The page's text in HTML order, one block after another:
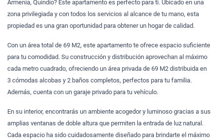
Armenia, Quindío? Este apartamento es perfecto para ti. Ubicado en una
zona privilegiada y con todos los servicios al alcance de tu mano, esta
propiedad es una gran oportunidad para obtener un hogar de calidad.
Con un área total de 69 M2, este apartamento te ofrece espacio suficiente
para tu comodidad. Su construcción y distribución aprovechan al máximo
cada metro cuadrado, ofreciendo un área privada de 69 M2 distribuida en
3 cómodas alcobas y 2 baños completos, perfectos para tu familia.
Además, cuenta con un garaje privado para tu vehículo.
En su interior, encontrarás un ambiente acogedor y luminoso gracias a sus
amplias ventanas de doble altura que permiten la entrada de luz natural.
Cada espacio ha sido cuidadosamente diseñado para brindarte el máximo